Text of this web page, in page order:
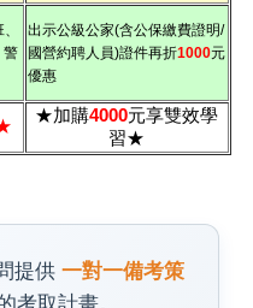
警
出示公級公家(含公保繳費證明/
國營約聘人員)證件再折1000元
優惠
★加購4000元享雙效學
習★
提供 一對一備考策